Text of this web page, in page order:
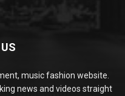
music fashion website.
news and videos straight